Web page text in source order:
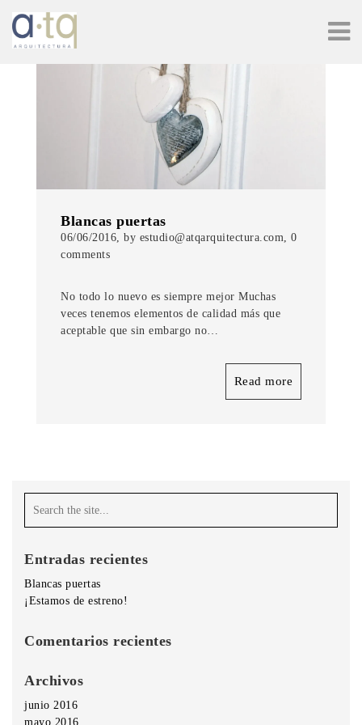
Blancas puertas
06/06/2016, by estudio@atqarquitectura.com, 0
comments
No todo lo nuevo es siempre mejor Muchas
veces tenemos elementos de calidad más que
aceptable que sin embargo no…
Read more
Entradas recientes
Blancas puertas
¡Estamos de estreno!
Comentarios recientes
Archivos
junio 2016
mayo 2016